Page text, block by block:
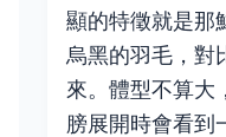
顯的特徵就是那
烏黑的羽毛，對
來。體型不算大
膀展開時會看到